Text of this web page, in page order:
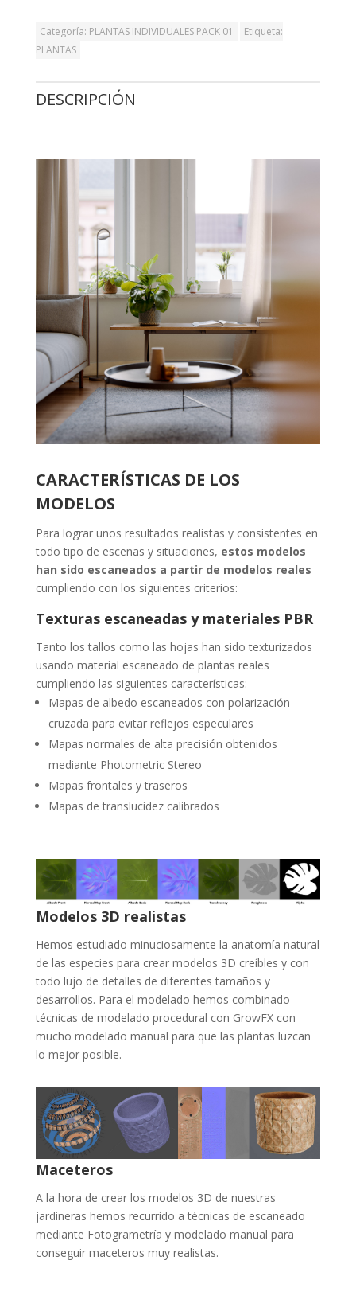
Categoría: PLANTAS INDIVIDUALES PACK 01
Etiqueta:
PLANTAS
DESCRIPCIÓN
CARACTERÍSTICAS DE LOS
MODELOS
Para lograr unos resultados realistas y consistentes en
todo tipo de escenas y situaciones, estos modelos
han sido escaneados a partir de modelos reales
cumpliendo con los siguientes criterios:
Texturas escaneadas y materiales PBR
Tanto los tallos como las hojas han sido texturizados
usando material escaneado de plantas reales
cumpliendo las siguientes características:
Mapas de albedo escaneados con polarización
cruzada para evitar reflejos especulares
Mapas normales de alta precisión obtenidos
mediante Photometric Stereo
Mapas frontales y traseros
Mapas de translucidez calibrados
Modelos 3D realistas
Hemos estudiado minuciosamente la anatomía natural
de las especies para crear modelos 3D creíbles y con
todo lujo de detalles de diferentes tamaños y
desarrollos. Para el modelado hemos combinado
técnicas de modelado procedural con GrowFX con
mucho modelado manual para que las plantas luzcan
lo mejor posible.
Maceteros
A la hora de crear los modelos 3D de nuestras
jardineras hemos recurrido a técnicas de escaneado
mediante Fotogrametría y modelado manual para
conseguir maceteros muy realistas.